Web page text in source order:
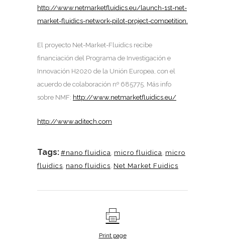
http://www.netmarketfluidics.eu/launch-1st-net-
market-fluidics-network-pilot-project-competition.
El proyecto Net-Market-Fluidics recibe
financiación del Programa de Investigación e
Innovación H2020 de la Unión Europea, con el
acuerdo de colaboración nº 685775. Más info
sobre NMF: http://www.netmarketfluidics.eu/
http://www.aditech.com
Tags: #nano fluidica, micro fluidica, micro
fluidics, nano fluidics, Net Market Fuidics
Print page